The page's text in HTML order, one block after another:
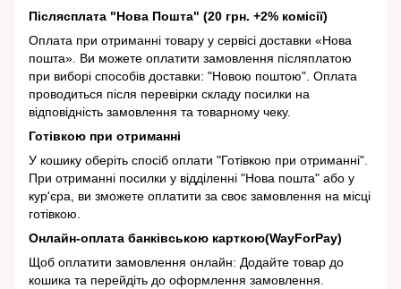
Післясплата "Нова Пошта" (20 грн. +2% комісії)
Оплата при отриманні товару у сервісі доставки «Нова
пошта». Ви можете оплатити замовлення післяплатою
при виборі способів доставки: "Новою поштою". Оплата
проводиться після перевірки складу посилки на
відповідність замовлення та товарному чеку.
Готівкою при отриманні
У кошику оберіть спосіб оплати "Готівкою при отриманні".
При отриманні посилки у відділенні "Нова пошта" або у
кур'єра, ви зможете оплатити за своє замовлення на місці
готівкою.
Онлайн-оплата банківською карткою(WayForPay)
Щоб оплатити замовлення онлайн: Додайте товар до
кошика та перейдіть до оформлення замовлення.